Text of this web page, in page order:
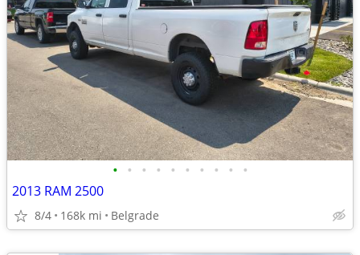
• • • • • • • • • •
2013 RAM 2500
8/4 168k mi Belgrade